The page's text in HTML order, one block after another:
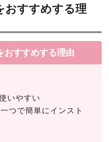
おすすめする理
おすすめする理由
いやすい
つで簡単にインスト